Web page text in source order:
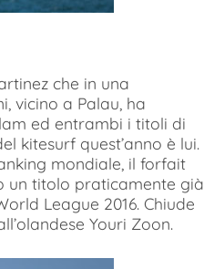
che in una
vicino a Palau, ha
ed entrambi i titoli di
kitesurf quest’anno è lui.
mondiale, il forfait
un titolo praticamente già
League 2016. Chiude
Youri Zoon.